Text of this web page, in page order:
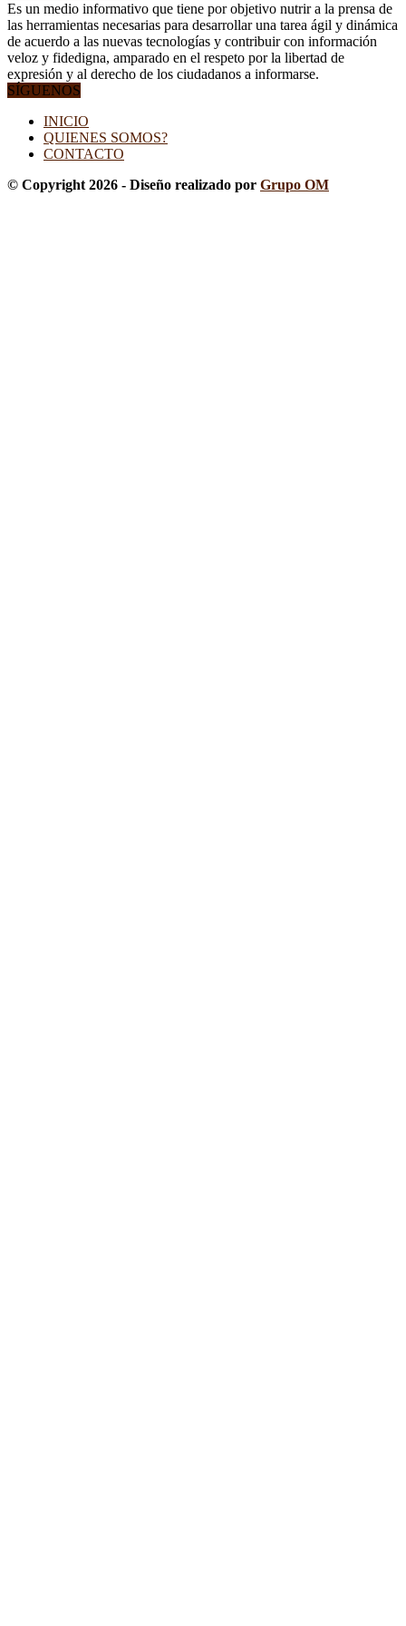
Es un medio informativo que tiene por objetivo nutrir a la prensa de
las herramientas necesarias para desarrollar una tarea ágil y dinámica
de acuerdo a las nuevas tecnologías y contribuir con información
veloz y fidedigna, amparado en el respeto por la libertad de
expresión y al derecho de los ciudadanos a informarse.
SÍGUENOS
INICIO
QUIENES SOMOS?
CONTACTO
© Copyright 2026 - Diseño realizado por Grupo OM